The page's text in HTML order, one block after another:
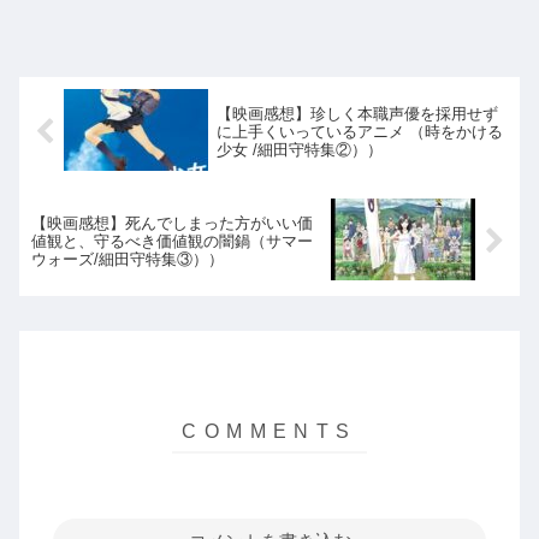
【映画感想】珍しく本職声優を採用せず
に上手くいっているアニメ （時をかける
少女 /細田守特集②））
【映画感想】死んでしまった方がいい価
値観と、守るべき価値観の闇鍋（サマー
ウォーズ/細田守特集③））